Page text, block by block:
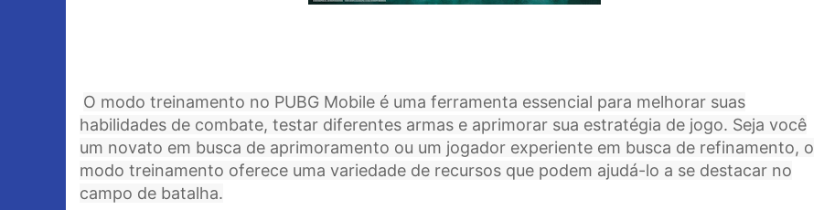
O modo treinamento no PUBG Mobile é uma ferramenta essencial para melhorar suas
habilidades de combate, testar diferentes armas e aprimorar sua estratégia de jogo. Seja você
um novato em busca de aprimoramento ou um jogador experiente em busca de refinamento, o
modo treinamento oferece uma variedade de recursos que podem ajudá-lo a se destacar no
campo de batalha.